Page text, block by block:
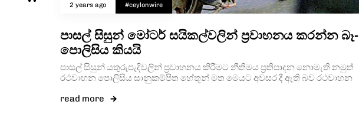
2 years ago #ceylonwire
පාසල් සිසුන් මෝටර් සයිකල්වලින් ප්‍රවාහනය කරන්න බෑ-
පොලිසිය කියයි
පාසල් සිසුන් යතුරුපැදිවලින් ප්‍රවාහනය කිරීමට නීතිමය ප්‍රතිපාදන නොමැති නමුත්
රථවාහන පොලිසිය සානුකම්පිත හේතූන් මත මෙයට අවසර දී ඇති බව රථවාහන
read more